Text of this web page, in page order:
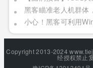
Copyright 2013-2024
经授权禁止